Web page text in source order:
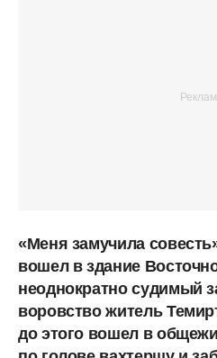
«Меня замучила
вошел в здание
неоднократно судимый
воровство житель
до этого вошел в